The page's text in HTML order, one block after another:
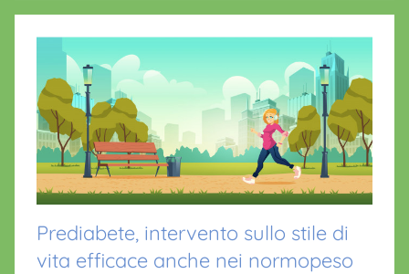
Prediabete, intervento sullo stile di
vita efficace anche nei normopeso